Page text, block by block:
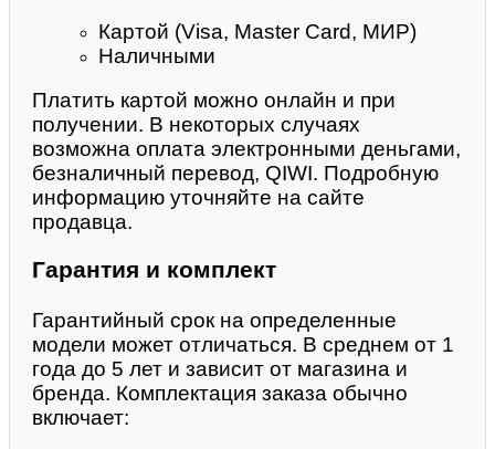
Картой (Visa, Master Card, МИР)
Наличными
Платить картой можно онлайн и при
получении. В некоторых случаях
возможна оплата электронными деньгами,
безналичный перевод, QIWI. Подробную
информацию уточняйте на сайте
продавца.
Гарантия и комплект
Гарантийный срок на определенные
модели может отличаться. В среднем от 1
года до 5 лет и зависит от магазина и
бренда. Комплектация заказа обычно
включает: